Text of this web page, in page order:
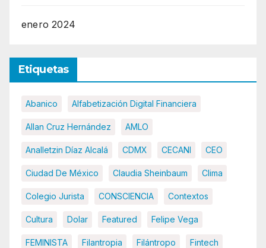
enero 2024
Etiquetas
Abanico Alfabetización Digital Financiera
Allan Cruz Hernández AMLO
Analletzin Díaz Alcalá CDMX CECANI CEO
Ciudad De México Claudia Sheinbaum Clima
Colegio Jurista CONSCIENCIA Contextos
Cultura Dolar Featured Felipe Vega
FEMINISTA Filantropia Filántropo Fintech